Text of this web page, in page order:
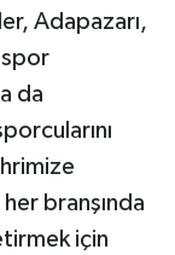
Adapazarı,
spor
da
branşında
için